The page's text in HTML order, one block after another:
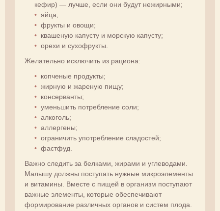
кефир) — лучше, если они будут нежирными;
яйца;
фрукты и овощи;
квашеную капусту и морскую капусту;
орехи и сухофрукты.
Желательно исключить из рациона:
копченые продукты;
жирную и жареную пищу;
консерванты;
уменьшить потребление соли;
алкоголь;
аллергены;
ограничить употребление сладостей;
фастфуд.
Важно следить за белками, жирами и углеводами.
Малышу должны поступать нужные микроэлементы
и витамины. Вместе с пищей в организм поступают
важные элементы, которые обеспечивают
формирование различных органов и систем плода.